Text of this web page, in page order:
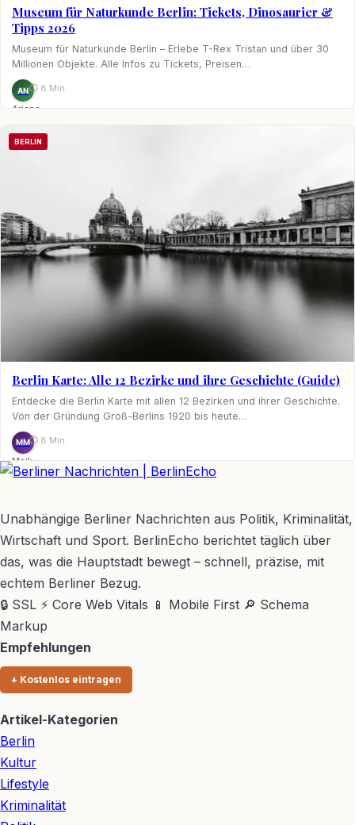
Museum für Naturkunde Berlin: Tickets, Dinosaurier &
Tipps 2026
Museum für Naturkunde Berlin – Erlebe T-Rex Tristan und über 30
Millionen Objekte. Alle Infos zu Tickets, Preisen…
AN
Ariane
⏱ 8 Min.
BERLIN
Berlin Karte: Alle 12 Bezirke und ihre Geschichte (Guide)
Entdecke die Berlin Karte mit allen 12 Bezirken und ihrer Geschichte.
Von der Gründung Groß-Berlins 1920 bis heute…
MM
Maik
Möhring
⏱ 8 Min.
Unabhängige Berliner Nachrichten aus Politik, Kriminalität,
Wirtschaft und Sport. BerlinEcho berichtet täglich über
das, was die Hauptstadt bewegt – schnell, präzise, mit
echtem Berliner Bezug.
🔒 SSL ⚡ Core Web Vitals 📱 Mobile First 🔎 Schema
Markup
Empfehlungen
+ Kostenlos eintragen
Artikel-Kategorien
Berlin
Kultur
Lifestyle
Kriminalität